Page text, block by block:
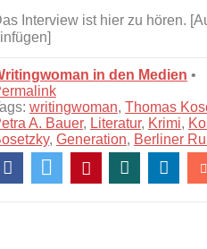
Interview ist hier zu hören.
in den Medien •
writingwoman, Thomas
A. Bauer, Literatur, Krimi,
, Generation, Berliner